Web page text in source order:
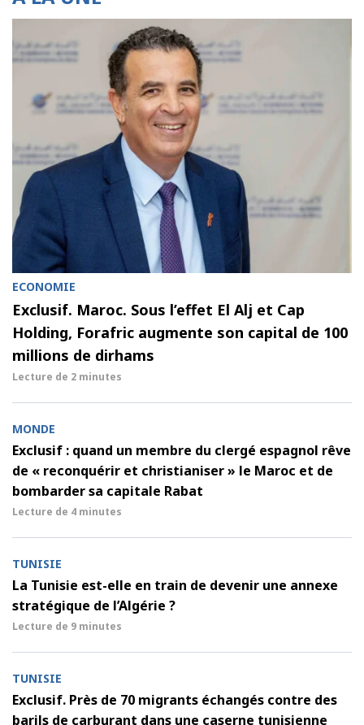
ECONOMIE
Exclusif. Maroc. Sous l’effet El Alj et Cap
Holding, Forafric augmente son capital de 100
millions de dirhams
Lecture de 2 minutes
MONDE
Exclusif : quand un membre du clergé espagnol rêve
de « reconquérir et christianiser » le Maroc et de
bombarder sa capitale Rabat
Lecture de 4 minutes
TUNISIE
La Tunisie est-elle en train de devenir une annexe
stratégique de l’Algérie ?
Lecture de 9 minutes
TUNISIE
Exclusif. Près de 70 migrants échangés contre des
barils de carburant dans une caserne tunisienne